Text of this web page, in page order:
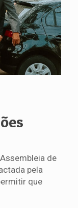
de
pela
que